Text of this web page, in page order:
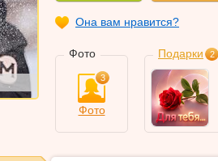
Она вам нравится?
Фото
3
Фото
Подарки 2